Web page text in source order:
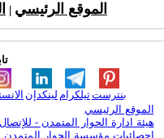
الموقع الرئيسي
لينكدإن تيلكرامبنترست
الموقع الرئيسي
هيئة ادارة الحوار المتمدن - للإتصال
إحصائيات مؤسسة الحوار المتمدن